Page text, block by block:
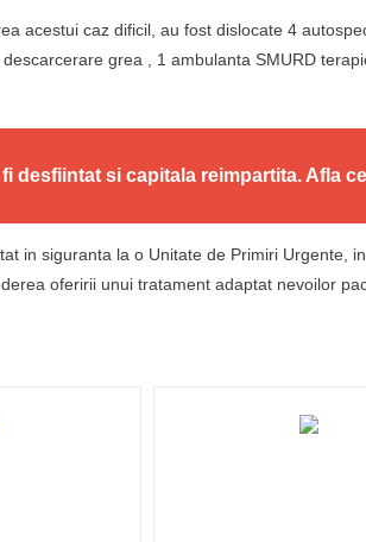
acestui caz dificil, au fost dislocate 4
grea , 1 ambulanta SMURD
fi desfiintat si capitala reimpartita. Afla
in siguranta la o Unitate de Primiri Urgente,
oferirii unui tratament adaptat nevoilor